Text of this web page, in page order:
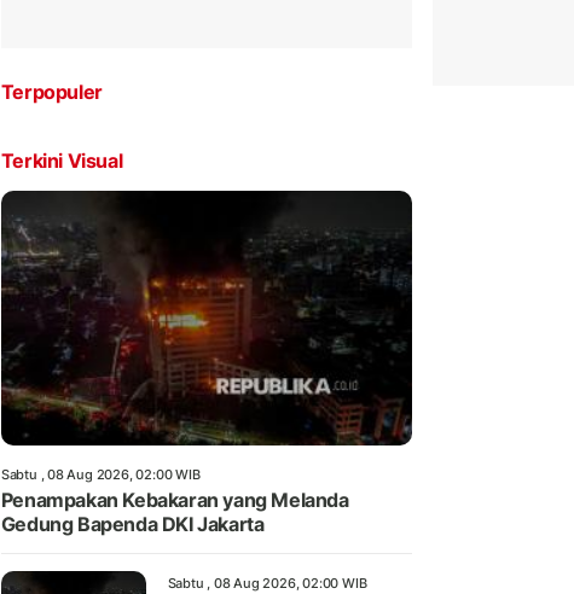
Terpopuler
Terkini Visual
Sabtu , 08 Aug 2026, 02:00 WIB
Penampakan Kebakaran yang Melanda
Gedung Bapenda DKI Jakarta
Sabtu , 08 Aug 2026, 02:00 WIB